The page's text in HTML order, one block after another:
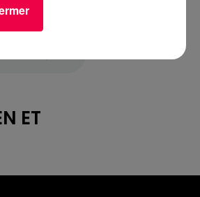
ET